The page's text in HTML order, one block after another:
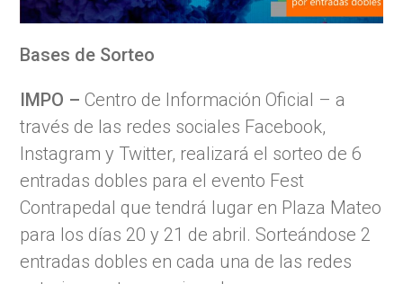
Bases de Sorteo
IMPO – Centro de Información Oficial – a
través de las redes sociales Facebook,
Instagram y Twitter, realizará el sorteo de 6
entradas dobles para el evento Fest
Contrapedal que tendrá lugar en Plaza Mateo
para los días 20 y 21 de abril. Sorteándose 2
entradas dobles en cada una de las redes